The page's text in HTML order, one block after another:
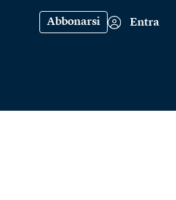
Abbonarsi Entra